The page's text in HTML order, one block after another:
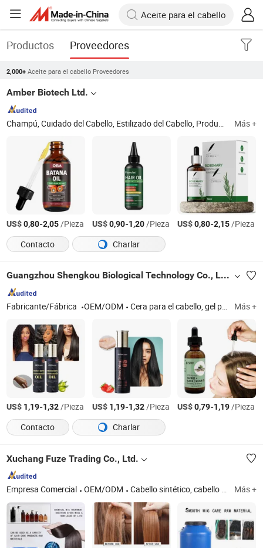
Productos Proveedores
2,000+ Aceite para el cabello Proveedores
Amber Biotech Ltd.
Champú, Cuidado del Cabello, Estilizado del Cabello, Producto para Secar el Cabello, Acondicionador, Producto para el Cuerpo, Producto para la Piel Más +
US$0,80-2,05/Pieza US$0,90-1,20/Pieza US$0,80-2,15/Pieza
Contacto
Charlar
Guangzhou Shengkou Biological Technology Co., Ltd.
Fabricante/Fábrica OEM/ODM Cera para el cabello, gel para controlar los bordes Más +
US$ 1,19-1,32/Pieza US$ 1,19-1,32/Pieza US$0,79-1,19/Pieza
Contacto
Charlar
Xuchang Fuze Trading Co., Ltd.
Empresa Comercial OEM/ODM Cabello sintético, cabello para trenzar, peluca, mechones de cabello, extensiones de cabello Más +